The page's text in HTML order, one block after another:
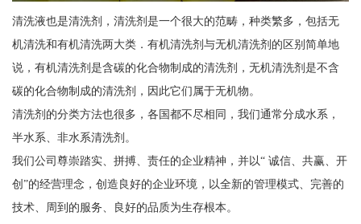
清洗液也是清洗剂，清洗剂是一个很大的范畴，种类繁多，包括无
机清洗和有机清洗两大类．有机清洗剂与无机清洗剂的区别简单地
说，有机清洗剂是含碳的化合物制成的清洗剂，无机清洗剂是不含
碳的化合物制成的清洗剂，因此它们属于无机物。
清洗剂的分类方法也很多，各国都不尽相同，我们通常分成水系，
半水系、非水系清洗剂。
我们公司尊崇踏实、拼搏、责任的企业精神，并以“ 诚信、共赢、开
创”的经营理念，创造良好的企业环境，以全新的管理模式、完善的
技术、周到的服务、良好的品质为生存根本。